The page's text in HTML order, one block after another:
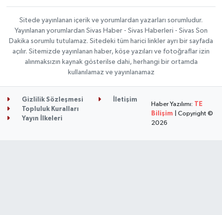
Sitede yayınlanan içerik ve yorumlardan yazarları sorumludur.
Yayınlanan yorumlardan Sivas Haber - Sivas Haberleri - Sivas Son
Dakika sorumlu tutulamaz. Sitedeki tüm harici linkler ayrı bir sayfada
açılır. Sitemizde yayınlanan haber, köşe yazıları ve fotoğraflar izin
alınmaksızın kaynak gösterilse dahi, herhangi bir ortamda
kullanılamaz ve yayınlanamaz
Gizlilik Sözleşmesi
İletişim
Topluluk Kuralları
Yayın İlkeleri
Haber Yazılımı: TE
Bilişim | Copyright ©
2026